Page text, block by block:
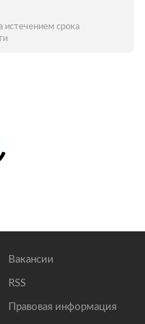
истечением срока
Вакансии
RSS
Правовая информация